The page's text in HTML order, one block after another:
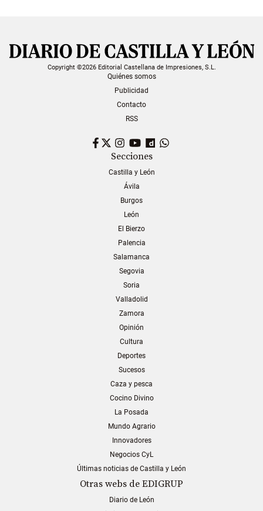
Copyright ©2026 Editorial Castellana de Impresiones, S.L.
Quiénes somos
Publicidad
Contacto
RSS
Facebook
TwitterInstagram
YouTubeDailymotion
Secciones
Castilla y León
Ávila
Burgos
León
El Bierzo
Palencia
Salamanca
Segovia
Soria
Valladolid
Zamora
Opinión
Cultura
Deportes
Sucesos
Caza y pesca
Cocino Divino
La Posada
Mundo Agrario
Innovadores
Negocios CyL
Últimas noticias de Castilla y León
Otras webs de EDIGRUP
Diario de León